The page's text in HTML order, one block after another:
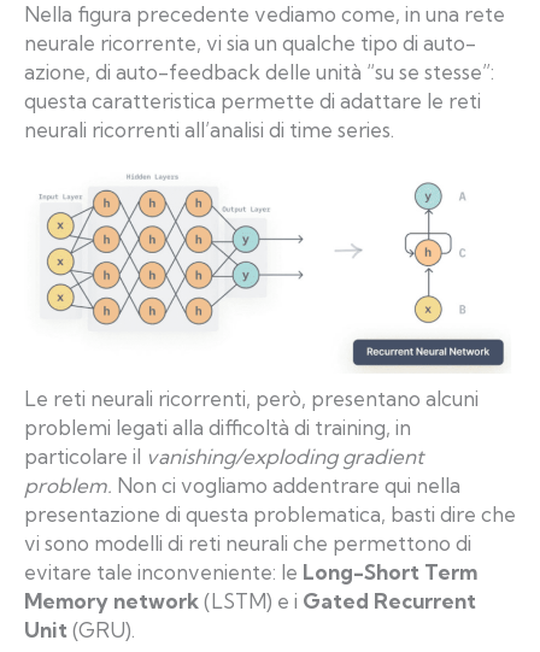
Nella figura precedente vediamo come, in una rete
neurale ricorrente, vi sia un qualche tipo di auto-
azione, di auto-feedback delle unità “su se stesse”:
questa caratteristica permette di adattare le reti
neurali ricorrenti all’analisi di time series.
Le reti neurali ricorrenti, però, presentano alcuni
problemi legati alla difficoltà di training, in
particolare il vanishing/exploding gradient
problem. Non ci vogliamo addentrare qui nella
presentazione di questa problematica, basti dire che
vi sono modelli di reti neurali che permettono di
evitare tale inconveniente: le Long-Short Term
Memory network(LSTM) e i Gated Recurrent
Unit (GRU).